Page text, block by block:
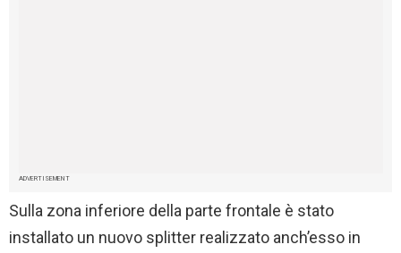
ADVERTISEMENT
Sulla zona inferiore della parte frontale è stato
installato un nuovo splitter realizzato anch’esso in